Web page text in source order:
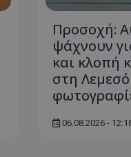
Προσοχή:
ψάχνουν
και κλοπή
στη Λεμεσό
06.08.2026 -